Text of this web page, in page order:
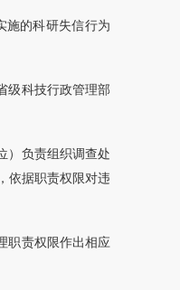
施的科研失信行为
级科技行政管理部
）负责组织调查处
依据职责权限对违
职责权限作出相应